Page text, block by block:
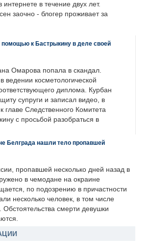
интернете в течение двух лет.
заочно - блогер проживает за
помощью к Бастрыкину в деле своей
Омарова попала в скандал.
ведении косметологической
диплома. Курбан
супруги и записал видео, в
главе Следственного Комитета
с просьбой разобраться в
Белграда нашли тело пропавшей
пропавшей несколько дней назад в
в чемодане на окраине
по подозрению в причастности
несколько человек, в том числе
Обстоятельства смерти девушки